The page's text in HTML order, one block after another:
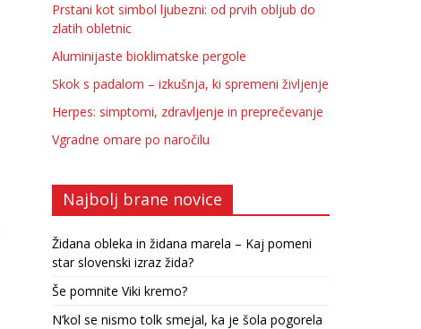
Prstani kot simbol ljubezni: od prvih obljub do
zlatih obletnic
Aluminijaste bioklimatske pergole
Skok s padalom – izkušnja, ki spremeni življenje
Herpes: simptomi, zdravljenje in preprečevanje
Vgradne omare po naročilu
Najbolj brane novice
Židana obleka in židana marela – Kaj pomeni
star slovenski izraz žida?
Še pomnite Viki kremo?
N’kol se nismo tolk smejal, ka je šola pogorela